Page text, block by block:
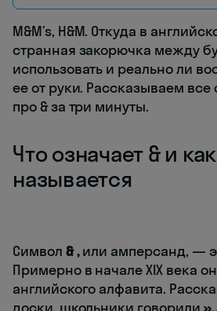
M&M’s, H&M. Откуда в
странная закорючка между
использовать и реально ли
ее от руки. Рассказываем
про & за три минуты.
Что означает & и как
называется
Символ & ,или амперсанд, —
Примерно в начале XIX века
английского алфавита.
доски, школьники говорили